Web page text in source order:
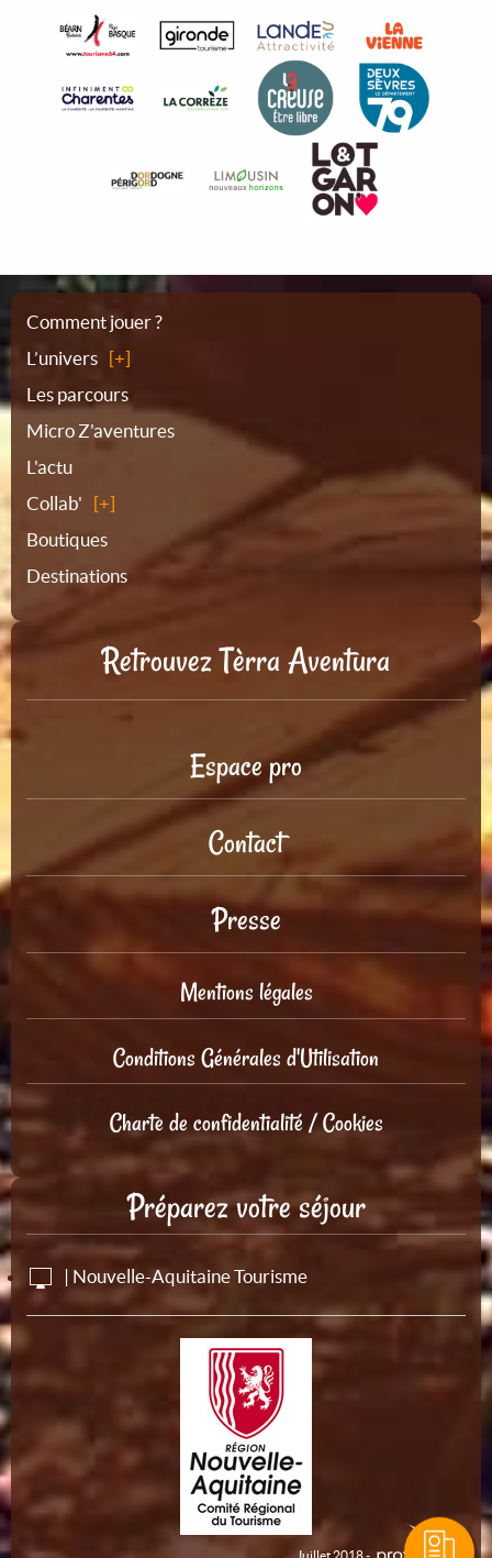
Plan
du
site
Comment jouer ?
L’univers
Les parcours
Micro Z'aventures
L'actu
Collab'
Boutiques
Destinations
Retrouvez Tèrra Aventura
Espace pro
Contact
Presse
Mentions légales
Conditions Générales d'Utilisation
Charte de confidentialité / Cookies
Préparez votre séjour
| Nouvelle-Aquitaine Tourisme